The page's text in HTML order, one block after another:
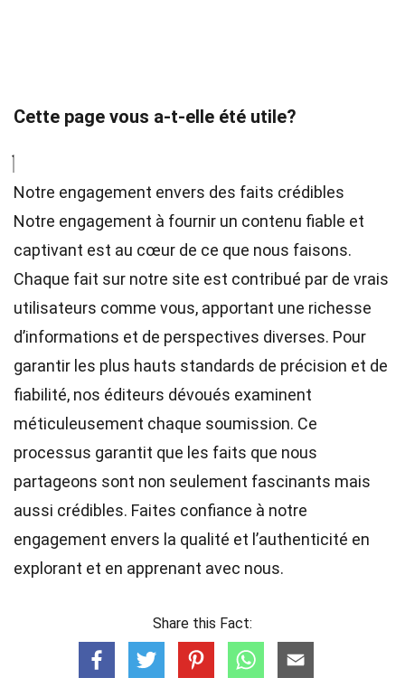
Cette page vous a-t-elle été utile?
Notre engagement envers des faits crédibles
Notre engagement à fournir un contenu fiable et
captivant est au cœur de ce que nous faisons.
Chaque fait sur notre site est contribué par de vrais
utilisateurs comme vous, apportant une richesse
d’informations et de perspectives diverses. Pour
garantir les plus hauts standards de précision et de
fiabilité, nos éditeurs dévoués examinent
méticuleusement chaque soumission. Ce
processus garantit que les faits que nous
partageons sont non seulement fascinants mais
aussi crédibles. Faites confiance à notre
engagement envers la qualité et l’authenticité en
explorant et en apprenant avec nous.
Share this Fact: